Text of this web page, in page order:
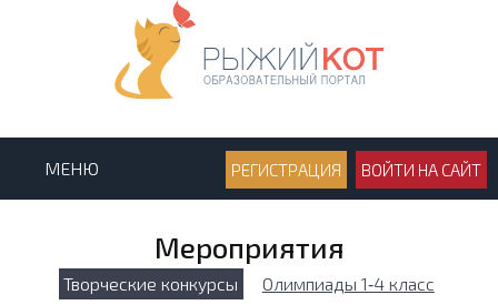
МЕНЮ РЕГИСТРАЦИЯ ВОЙТИ НА САЙТ
Мероприятия
Творческие конкурсы
Олимпиады 1‑4 класс